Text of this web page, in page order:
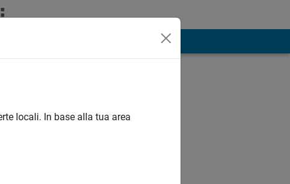
locali. In base alla tua area